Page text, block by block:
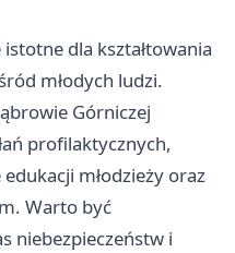
dla kształtowania
młodych ludzi.
Górniczej
profilaktycznych,
młodzieży oraz
Warto być
niebezpieczeństw i